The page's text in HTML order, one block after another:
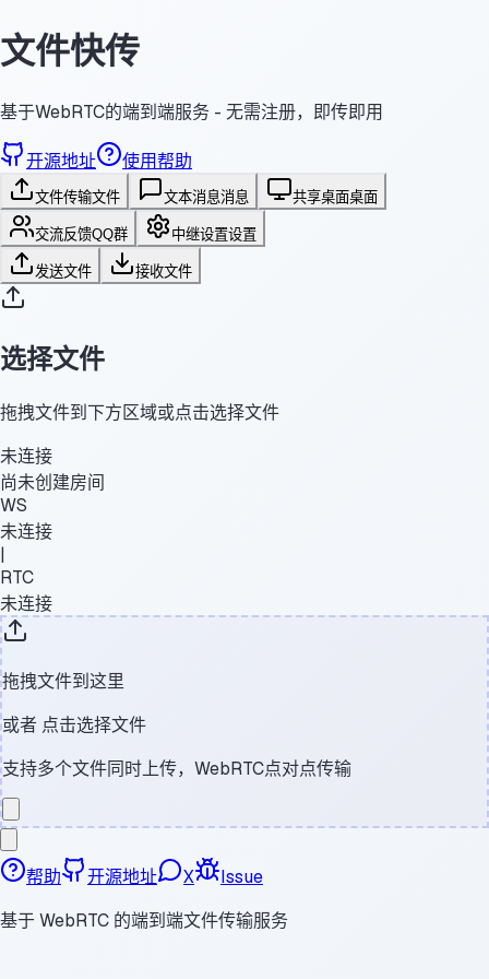
文件快传
基于WebRTC的端到端服务 - 无需注册，即传即用
开源地址 使用帮助
文件传输文件 文本消息消息 共享桌面桌面
交流反馈QQ群 中继设置设置
发送文件 接收文件
选择文件
拖拽文件到下方区域或点击选择文件
未连接
尚未创建房间
WS
未连接
|
RTC
未连接
拖拽文件到这里
或者 点击选择文件
支持多个文件同时上传，WebRTC点对点传输
帮助 开源地址 X
Issue
基于 WebRTC 的端到端文件传输服务